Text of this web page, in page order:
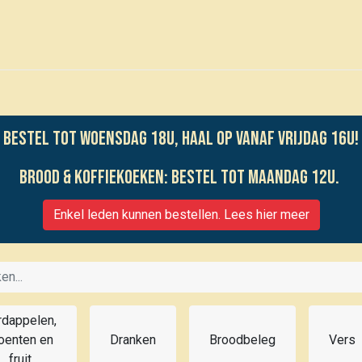
Bestel tot woensdag 18u, haal op vanaf vrijdag 16u!
Brood & koffiekoeken: bestel tot maandag 12u.
Enkel leden kunnen bestellen. Lees hier meer
en
Dranken Broodbeleg Vers